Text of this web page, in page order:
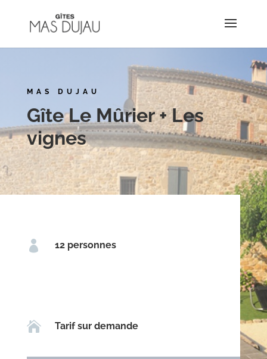
MAS DUJAU
Gîte Le Mûrier + Les
vignes
 12 personnes
 Tarif sur demande